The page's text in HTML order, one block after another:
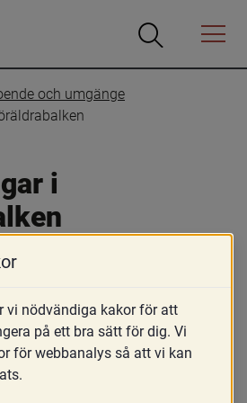
Öppna
Öppna
Menyn
och umgänge
i
beslut om
(FB).
träder i kraft den 1
vi nödvändiga kakor för att
på ett bra sätt för dig. Vi
för webbanalys så att vi kan